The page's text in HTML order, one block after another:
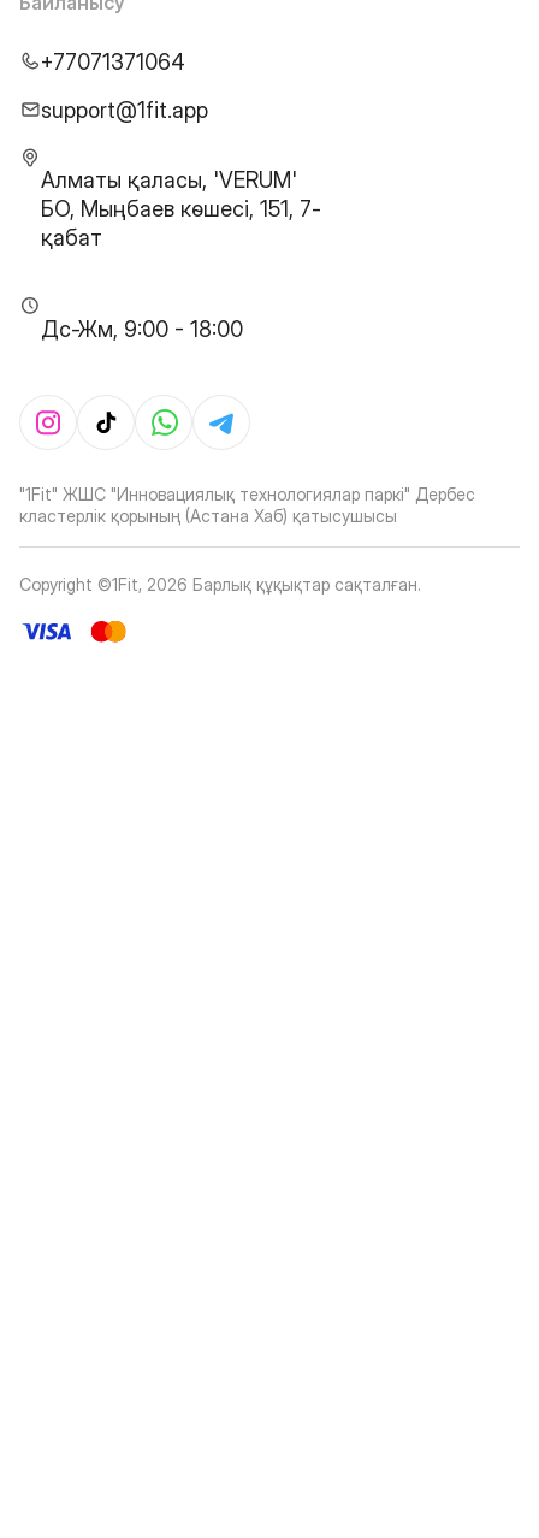
+77071371064
support@1fit.app
Алматы қаласы, 'VERUM'
БО, Мыңбаев көшесі, 151, 7-
қабат
Дс-Жм, 9:00 - 18:00
"1Fit" ЖШС "Инновациялық технологиялар паркі" Дербес
кластерлік қорының (Астана Хаб) қатысушысы
Copyright ©1Fit, 2026 Барлық құқықтар сақталған.